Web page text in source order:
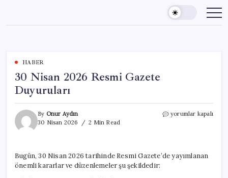
content
HABER
30 Nisan 2026 Resmi Gazete
Duyuruları
By Onur Aydın
30 Nisan 2026
2 Min Read
30
Duyuruları
yorumlar kapalı
Bugün, 30 Nisan 2026 tarihinde Resmi Gazete’de yayımlanan
önemli kararlar ve düzenlemeler şu şekildedir: